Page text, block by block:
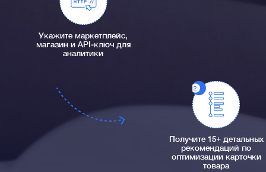
Укажите маркетплейс,
магазин и API-ключ для
аналитики
Получите 15+ детальных
рекомендаций по
оптимизации карточки
товара